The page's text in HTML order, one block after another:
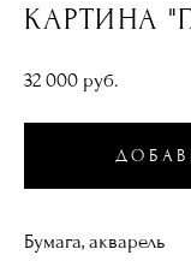
КАРТИНА
32 000 pуб.
Бумага, акварель